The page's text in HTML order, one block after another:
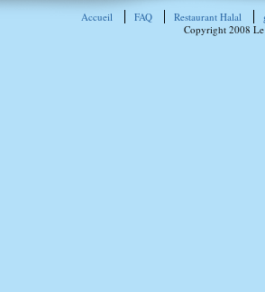
Accueil FAQ Restaurant Halal
Copyright 2008